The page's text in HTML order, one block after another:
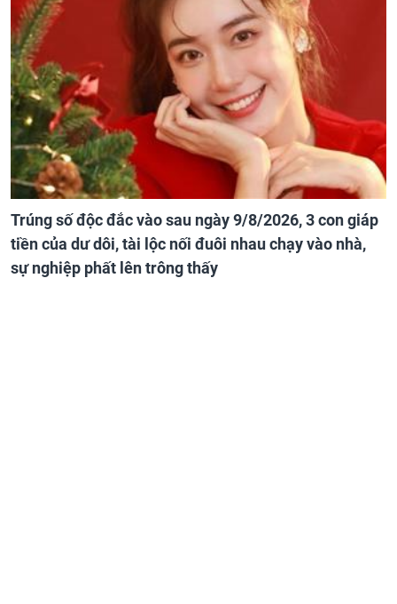
Trúng số độc đắc vào sau ngày 9/8/2026, 3 con giáp
tiền của dư dôi, tài lộc nối đuôi nhau chạy vào nhà,
sự nghiệp phất lên trông thấy